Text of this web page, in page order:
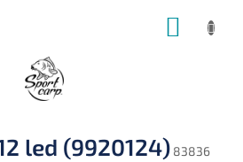
led (9920124) 83836